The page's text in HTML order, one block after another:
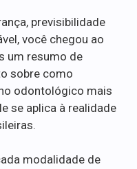
previsibilidade
você chegou ao
um resumo de
sobre como
odontológico mais
se aplica à realidade
modalidade de